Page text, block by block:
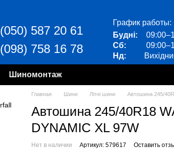
(050) 587 20 61
(098) 758 16 78
График работы:
Будні:
Сб:
Нд:
Шиномонтаж
Главная Шини Літні шини Автошина 245/
Автошина 245/40R18
DYNAMIC XL 97W
Нет в наличии Артикул: 579617 Оставить